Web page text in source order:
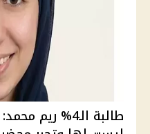
طالبة الـ4%